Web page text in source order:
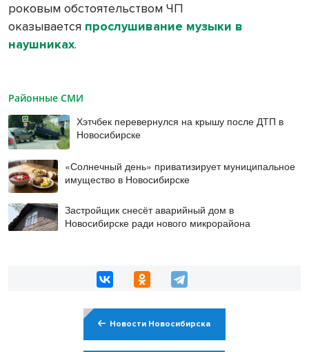
роковым обстоятельством ЧП
оказывается прослушивание музыки в
наушниках.
Районные СМИ
Хэтчбек перевернулся на крышу после ДТП в
Новосибирске
«Солнечный день» приватизирует муниципальное
имущество в Новосибирске
Застройщик снесёт аварийный дом в
Новосибирске ради нового микрорайона
Новости Новосибирска